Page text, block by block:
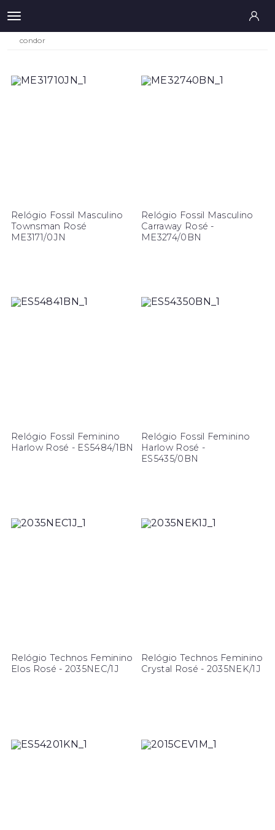
condor
Relógio Fossil Masculino
Townsman Rosé
ME3171/0JN
Relógio Fossil Masculino
Carraway Rosé -
ME3274/0BN
Relógio Fossil Feminino
Harlow Rosé - ES5484/1BN
Relógio Fossil Feminino
Harlow Rosé -
ES5435/0BN
Relógio Technos Feminino
Elos Rosé - 2035NEC/1J
Relógio Technos Feminino
Crystal Rosé - 2035NEK/1J